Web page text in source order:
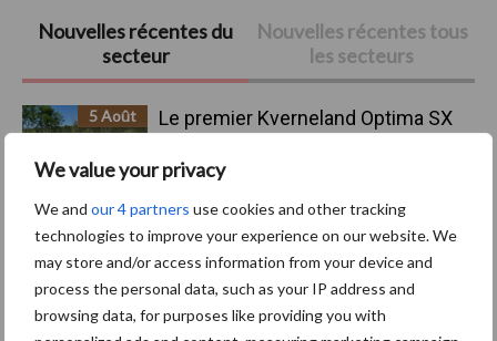
We value your privacy
We and our 4 partners use cookies and other tracking
technologies to improve your experience on our website. We
may store and/or access information from your device and
process the personal data, such as your IP address and
browsing data, for purposes like providing you with
Barre
latérale
principale
Nouvelles récentes du
secteur
Nouvelles récentes tous
les secteurs
5 Août
Le premier Kverneland Optima SX
Lapraille
4 Août
Mercedes-Benz Trucks présente
une gamme complète pour les
opérations sur chantiers